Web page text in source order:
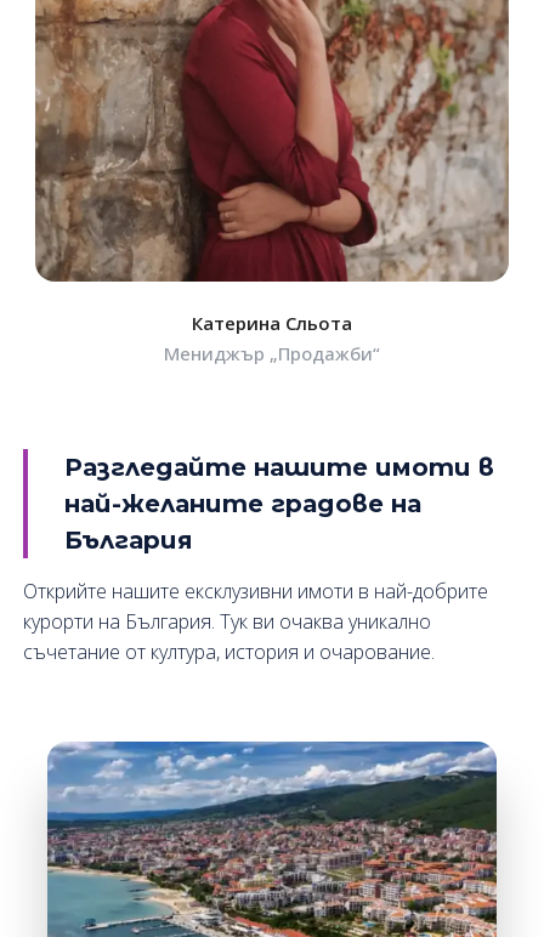
Катерина Сльота
Мениджър „Продажби“
Разгледайте нашите имоти в
най-желаните градове на
България
Открийте нашите ексклузивни имоти в най-добрите
курорти на България. Тук ви очаква уникално
съчетание от култура, история и очарование.